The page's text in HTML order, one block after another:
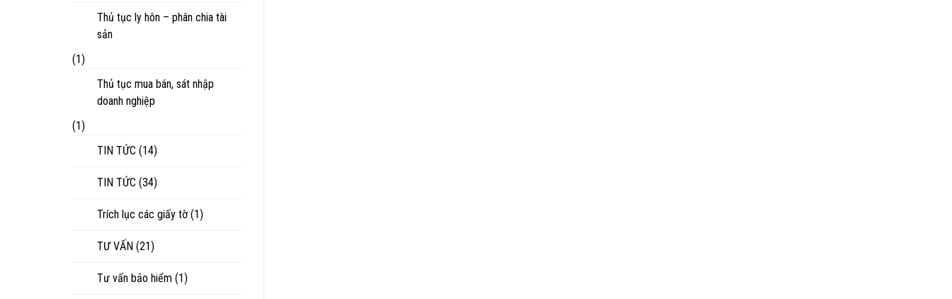
Thủ tục ly hôn – phân chia tài
sản
(1)
Thủ tục mua bán, sát nhập
doanh nghiệp
(1)
TIN TỨC (14)
TIN TỨC (34)
Trích lục các giấy tờ (1)
TƯ VẤN (21)
Tư vấn bảo hiểm (1)